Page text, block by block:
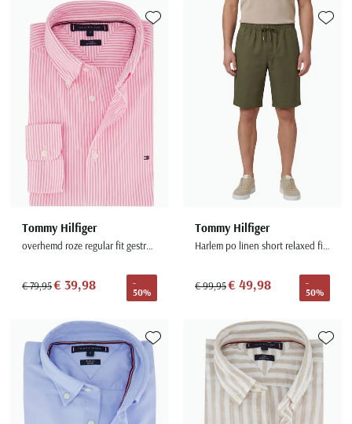
Tommy Hilfiger
overhemd roze regular fit gestreept
€ 79,95€ 39,98
-
50%
Toevoegen aan favorieten
Tommy Hilfiger
Harlem po linen short relaxed fit groen
€ 99,95€ 49,98
-
50%
Toevoegen aan favorieten